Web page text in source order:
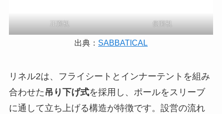
正面視 側面視
出典： SABBATICAL
リネル2は、フライシートとインナーテントを組み
合わせた 吊り下げ式を採用し、ポールをスリーブ
に通して立ち上げる構造が特徴です。設営の流れ